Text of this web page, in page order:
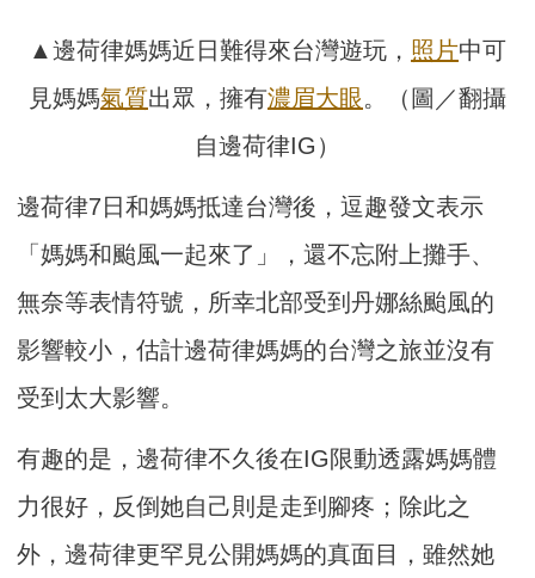
▲邊荷律媽媽近日難得來台灣遊玩， 照片中可
見媽媽氣質出眾，擁有濃眉大眼。（圖／翻攝
自邊荷律IG）
邊荷律7日和媽媽抵達台灣後，逗趣發文表示
「媽媽和颱風一起來了」，還不忘附上攤手、
無奈等表情符號，所幸北部受到丹娜絲颱風的
影響較小，估計邊荷律媽媽的台灣之旅並沒有
受到太大影響。
有趣的是，邊荷律不久後在IG限動透露媽媽體
力很好，反倒她自己則是走到腳疼；除此之
外，邊荷律更罕見公開媽媽的真面目，雖然她